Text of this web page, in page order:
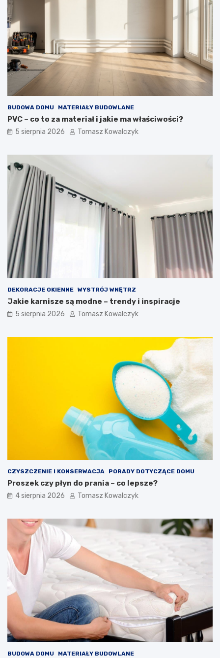
BUDOWA DOMU MATERIAŁY BUDOWLANE
PVC – co to za materiał i jakie ma właściwości?
5 sierpnia 2026 Tomasz Kowalczyk
DEKORACJE OKIENNE WYSTRÓJ WNĘTRZ
Jakie karnisze są modne – trendy i inspiracje
5 sierpnia 2026 Tomasz Kowalczyk
CZYSZCZENIE I KONSERWACJA PORADY DOTYCZĄCE DOMU
Proszek czy płyn do prania – co lepsze?
4 sierpnia 2026 Tomasz Kowalczyk
BUDOWA DOMU MATERIAŁY BUDOWLANE